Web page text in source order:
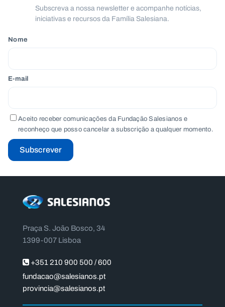
Subscreva a nossa newsletter e acompanhe notícias,
iniciativas e recursos da Família Salesiana.
Nome
E-mail
Aceito receber comunicações da Fundação Salesianos e
reconheço que posso cancelar a subscrição a qualquer momento.
Subscrever
Praça S. João Bosco, 34
1399-007 Lisboa
+351 210 900 500 / 600
fundacao@salesianos.pt
provincia@salesianos.pt